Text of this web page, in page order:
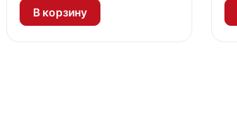
В корзину